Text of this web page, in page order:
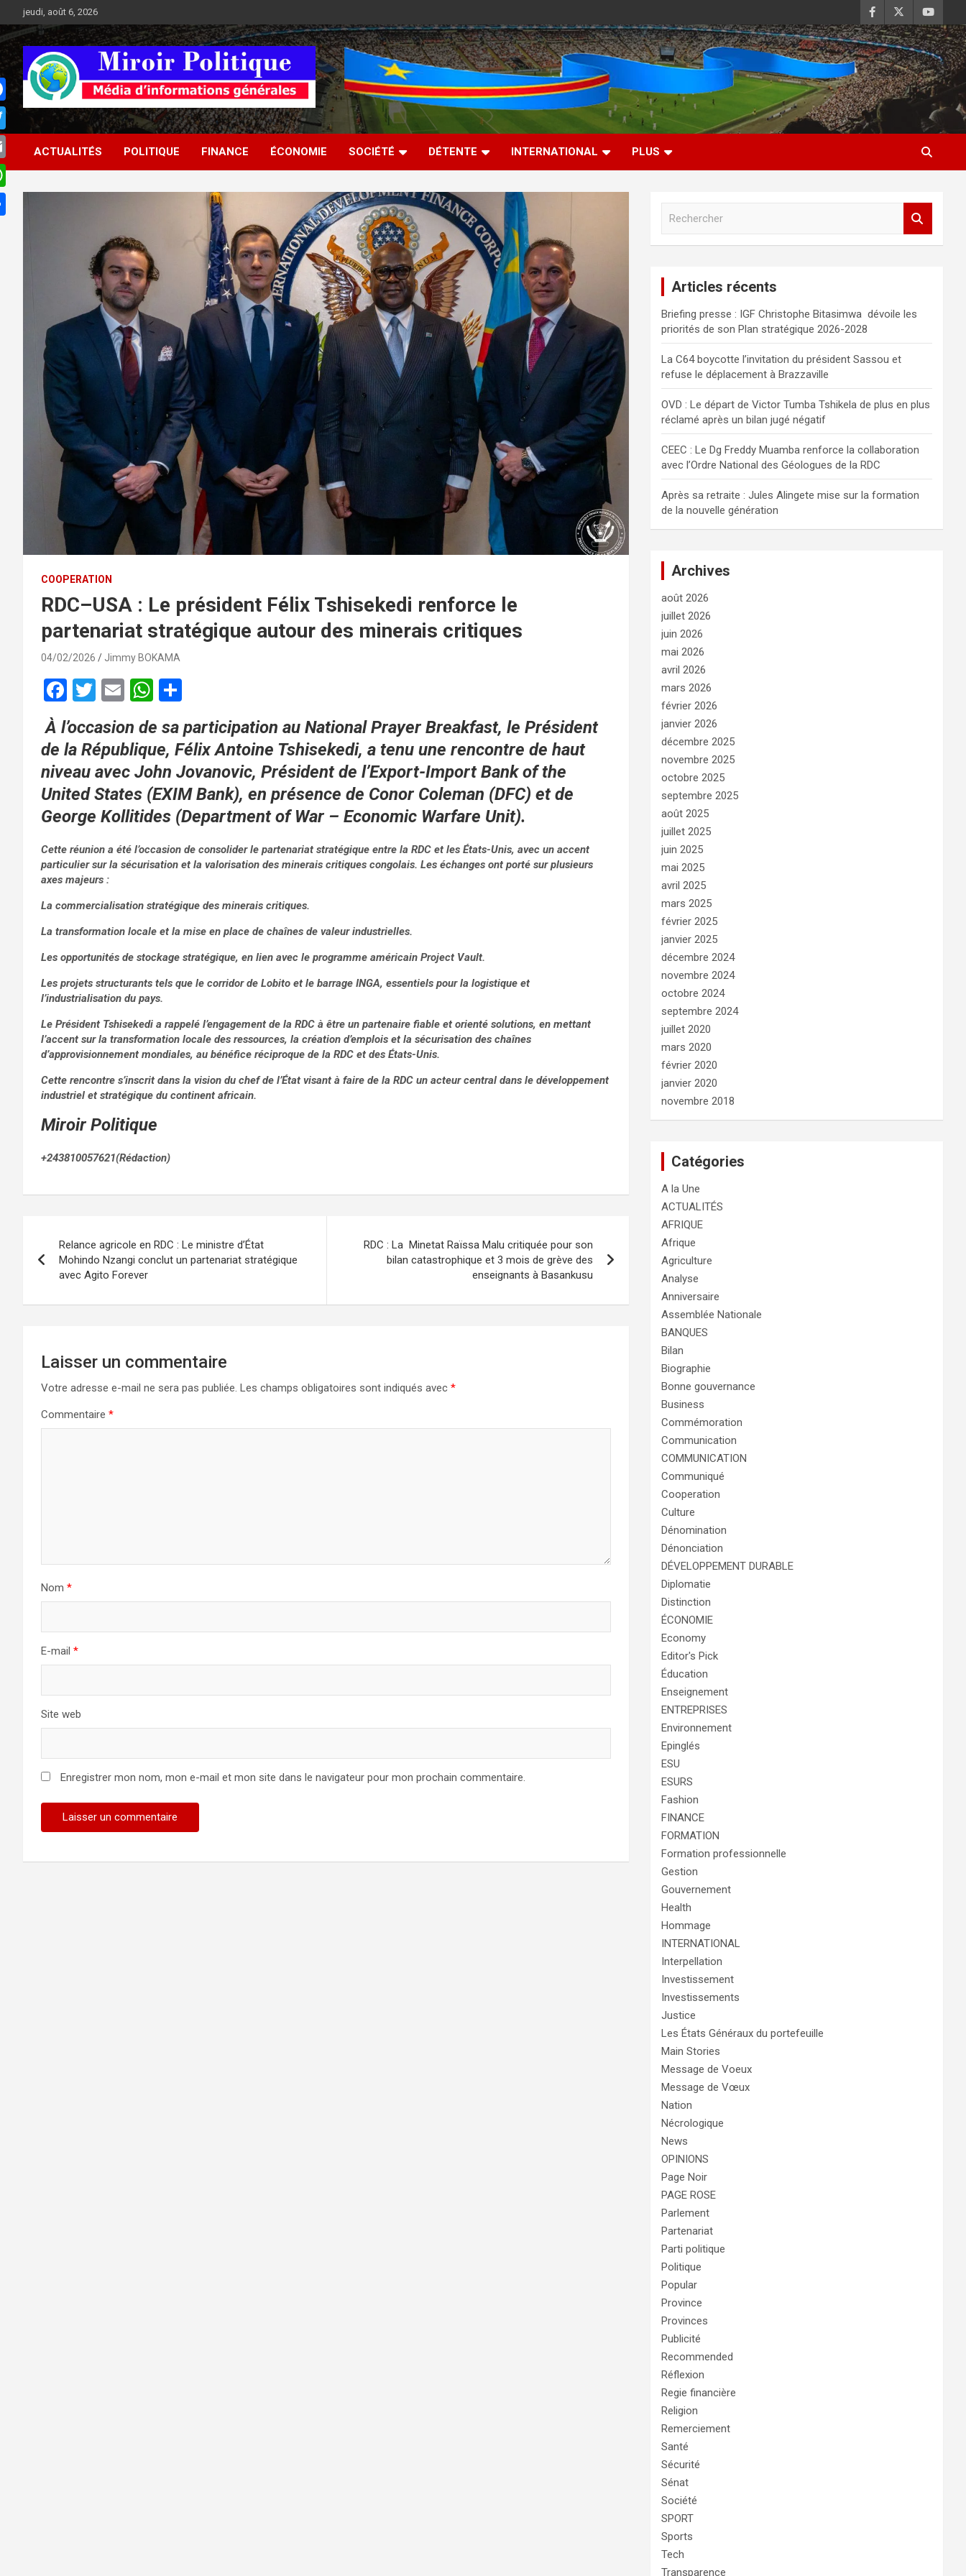
au
contenu
jeudi, août 6, 2026
Médias d'informations
socio-politiques
Médias d'informations socio-politiques
ACTUALITÉS POLITIQUE FINANCE ÉCONOMIE SOCIÉTÉ DÉTENTE INTERNATIONAL PLUS
COOPERATION
RDC–USA : Le président Félix Tshisekedi renforce le
partenariat stratégique autour des minerais critiques
04/02/2026 Jimmy BOKAMA
F
a
ce
b
o
o
k
T
wi
tt
er
E
ail
W
at
s
A
p
p
ta
g
er
À l’occasion de sa participation au National Prayer Breakfast, le Président
de la République, Félix Antoine Tshisekedi, a tenu une rencontre de haut
niveau avec John Jovanovic, Président de l’Export-Import Bank of the
United States (EXIM Bank), en présence de Conor Coleman (DFC) et de
George Kollitides (Department of War – Economic Warfare Unit).
Cette réunion a été l’occasion de consolider le partenariat stratégique entre la RDC et les États-Unis, avec un accent
particulier sur la sécurisation et la valorisation des minerais critiques congolais. Les échanges ont porté sur plusieurs
axes majeurs :
La commercialisation stratégique des minerais critiques.
La transformation locale et la mise en place de chaînes de valeur industrielles.
Les opportunités de stockage stratégique, en lien avec le programme américain Project Vault.
Les projets structurants tels que le corridor de Lobito et le barrage INGA, essentiels pour la logistique et
l’industrialisation du pays.
Le Président Tshisekedi a rappelé l’engagement de la RDC à être un partenaire fiable et orienté solutions, en mettant
l’accent sur la transformation locale des ressources, la création d’emplois et la sécurisation des chaînes
d’approvisionnement mondiales, au bénéfice réciproque de la RDC et des États-Unis.
Cette rencontre s’inscrit dans la vision du chef de l’État visant à faire de la RDC un acteur central dans le développement
industriel et stratégique du continent africain.
Miroir Politique
+243810057621(Rédaction)
de
l’article
Relance agricole en RDC : Le ministre d’État
Mohindo Nzangi conclut un partenariat stratégique
avec Agito Forever
RDC : La Minetat Raïssa Malu critiquée pour son
bilan catastrophique et 3 mois de grève des
enseignants à Basankusu
Laisser un commentaire
Votre adresse e-mail ne sera pas publiée. Les champs obligatoires sont indiqués avec *
Commentaire *
Nom *
E-mail *
Site web
Enregistrer mon nom, mon e-mail et mon site dans le navigateur pour mon prochain commentaire.
c
h
e
r
Articles récents
Briefing presse : IGF Christophe Bitasimwa dévoile les
priorités de son Plan stratégique 2026-2028
La C64 boycotte l’invitation du président Sassou et
refuse le déplacement à Brazzaville
OVD : Le départ de Victor Tumba Tshikela de plus en plus
réclamé après un bilan jugé négatif
CEEC : Le Dg Freddy Muamba renforce la collaboration
avec l’Ordre National des Géologues de la RDC
Après sa retraite : Jules Alingete mise sur la formation
de la nouvelle génération
Archives
août 2026
juillet 2026
juin 2026
mai 2026
avril 2026
mars 2026
février 2026
janvier 2026
décembre 2025
novembre 2025
octobre 2025
septembre 2025
août 2025
juillet 2025
juin 2025
mai 2025
avril 2025
mars 2025
février 2025
janvier 2025
décembre 2024
novembre 2024
octobre 2024
septembre 2024
juillet 2020
mars 2020
février 2020
janvier 2020
novembre 2018
Catégories
A la Une
ACTUALITÉS
AFRIQUE
Afrique
Agriculture
Analyse
Anniversaire
Assemblée Nationale
BANQUES
Bilan
Biographie
Bonne gouvernance
Business
Commémoration
Communication
COMMUNICATION
Communiqué
Cooperation
Culture
Dénomination
Dénonciation
DÉVELOPPEMENT DURABLE
Diplomatie
Distinction
ÉCONOMIE
Economy
Editor's Pick
Éducation
Enseignement
ENTREPRISES
Environnement
Epinglés
ESU
ESURS
Fashion
FINANCE
FORMATION
Formation professionnelle
Gestion
Gouvernement
Health
Hommage
INTERNATIONAL
Interpellation
Investissement
Investissements
Justice
Les États Généraux du portefeuille
Main Stories
Message de Voeux
Message de Vœux
Nation
Nécrologique
News
OPINIONS
Page Noir
PAGE ROSE
Parlement
Partenariat
Parti politique
Politique
Popular
Province
Provinces
Publicité
Recommended
Réflexion
Regie financière
Religion
Remerciement
Santé
Sécurité
Sénat
Société
SPORT
Sports
Tech
Transparence